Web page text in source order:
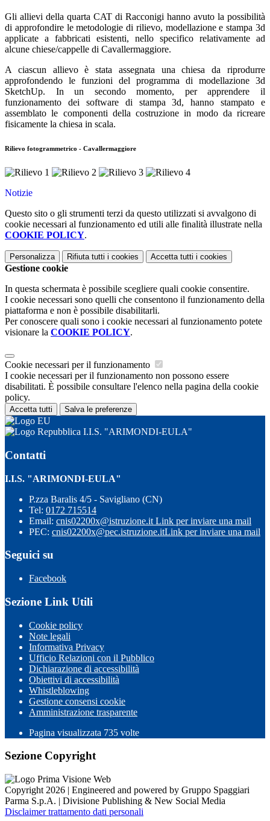
Gli allievi della quarta CAT di Racconigi hanno avuto la possibilità
di approfondire le metodologie di rilievo, modellazione e stampa 3d
applicate a fabbricati esistenti, nello specifico relativamente ad
alcune chiese/cappelle di Cavallermaggiore.
A ciascun allievo è stata assegnata una chiesa da riprodurre
approfondendo le funzioni del programma di modellazione 3d
SketchUp. In un secondo momento, per apprendere il
funzionamento dei software di stampa 3d, hanno stampato e
assemblato le componenti della costruzione in modo da ricreare
fisicamente la chiesa in scala.
Rilievo fotogrammetrico - Cavallermaggiore
Notizie
Questo sito o gli strumenti terzi da questo utilizzati si avvalgono di
cookie necessari al funzionamento ed utili alle finalità illustrate nella
COOKIE POLICY.
Personalizza Rifiuta tutti i cookies Accetta tutti i cookies
Gestione cookie
In questa schermata è possibile scegliere quali cookie consentire.
I cookie necessari sono quelli che consentono il funzionamento della
piattaforma e non è possibile disabilitarli.
Per conoscere quali sono i cookie necessari al funzionamento potete
visionare la COOKIE POLICY.
Cookie necessari per il funzionamento
I cookie necessari per il funzionamento non possono essere
disabilitati. È possibile consultare l'elenco nella pagina della cookie
policy.
Accetta tutti Salva le preferenze
I.I.S. "ARIMONDI-EULA"
Contatti
I.I.S. "ARIMONDI-EULA"
P.zza Baralis 4/5 - Savigliano (CN)
Tel: 0172 715514
Email: cnis02200x@istruzione.it Link per inviare una mail
PEC: cnis02200x@pec.istruzione.itLink per inviare una mail
Seguici su
Facebook
Sezione Link Utili
Cookie policy
Note legali
Informativa Privacy
Ufficio Relazioni con il Pubblico
Dichiarazione di accessibilità
Obiettivi di accessibilità
Whistleblowing
Gestione consensi cookie
Amministrazione trasparente
Pagina visualizzata 735 volte
Sezione Copyright
Copyright 2026 | Engineered and powered by Gruppo Spaggiari
Parma S.p.A. | Divisione Publishing & New Social Media
Disclaimer trattamento dati personali